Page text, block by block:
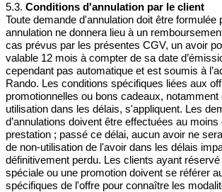
5.3. Conditions d'annulation par le client
Toute demande d'annulation doit être formulée
annulation ne donnera lieu à un
cas prévus par les présentes CGV, un avoir
valable 12 mois à compter de sa date
cependant pas automatique et est soumis à
Rando. Les conditions spécifiques liées aux
promotionnelles ou bons cadeaux, notamment
utilisation dans les délais, s'appliquent. Les
d’annulations doivent être effectuées au
prestation ; passé ce délai, aucun avoir ne
de non-utilisation de l'avoir dans les délais
définitivement perdu. Les clients ayant
spéciale ou une promotion doivent se référer
spécifiques de l'offre pour connaître les